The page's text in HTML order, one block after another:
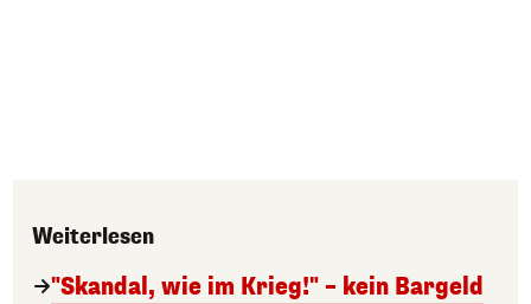
Weiterlesen
"Skandal, wie im Krieg!" – kein Bargeld